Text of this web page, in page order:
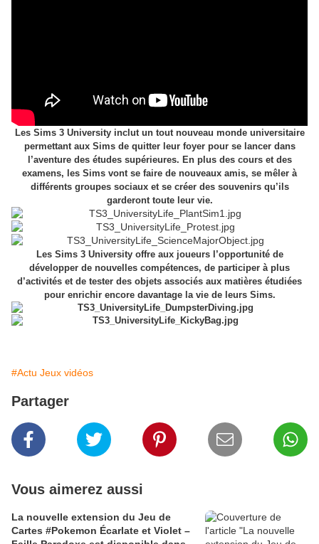
Les Sims 3 University inclut un tout nouveau monde universitaire
permettant aux Sims de quitter leur foyer pour se lancer dans
l’aventure des études supérieures. En plus des cours et des
examens, les Sims vont se faire de nouveaux amis, se mêler à
différents groupes sociaux et se créer des souvenirs qu’ils
garderont toute leur vie.
Les Sims 3 University offre aux joueurs l’opportunité de
développer de nouvelles compétences, de participer à plus
d’activités et de tester des objets associés aux matières étudiées
pour enrichir encore davantage la vie de leurs Sims.
#Actu Jeux vidéos
Partager
Vous aimerez aussi
La nouvelle extension du Jeu de
Cartes #Pokemon Écarlate et Violet –